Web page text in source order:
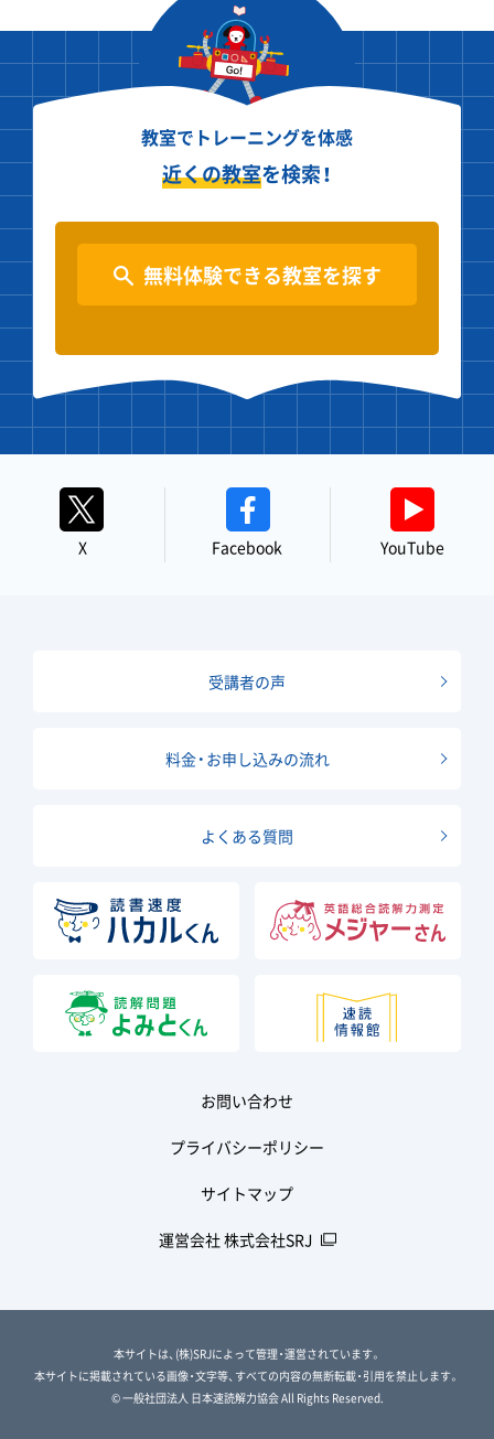
教室でトレーニングを体感
近くの教室を検索！
無料体験できる教室を探す
X Facebook YouTube
受講者の声
料金・お申し込みの流れ
よくある質問
お問い合わせ
プライバシーポリシー
サイトマップ
運営会社 株式会社SRJ
本サイトは、(株)SRJによって管理・運営されています。
本サイトに掲載されている画像・文字等、すべての内容の無断転載・引用を禁止します。
© 一般社団法人 日本速読解力協会 All Rights Reserved.